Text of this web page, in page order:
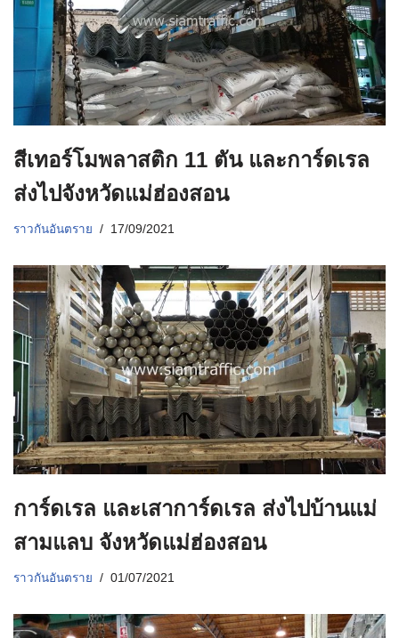
สีเทอร์โมพลาสติก 11 ตัน และการ์ดเรล
ส่งไปจังหวัดแม่ฮ่องสอน
ราวกันอันตราย 17/09/2021
การ์ดเรล และเสาการ์ดเรล ส่งไปบ้านแม่
สามแลบ จังหวัดแม่ฮ่องสอน
ราวกันอันตราย 01/07/2021